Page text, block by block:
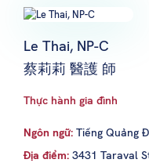
Le Thai, NP-C
蔡莉莉 醫護 師
Thực hành gia đình
Ngôn ngữ: Tiếng Quảng
Địa điểm: 3431 Taraval